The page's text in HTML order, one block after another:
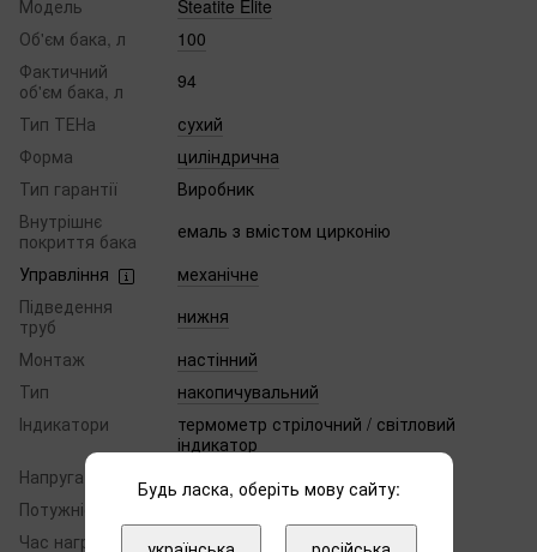
Модель
Steatite Elite
Об'єм бака, л
100
Фактичний
об'єм бака, л
94
Тип ТЕНа
сухий
Форма
циліндрична
Тип гарантії
Виробник
Внутрішнє
покриття бака
емаль з вмістом цирконію
Управління
механічне
Підведення
труб
нижня
Монтаж
настінний
Тип
накопичувальний
Індикатори
термометр стрілочний / світловий
індикатор
Напруга, В
Потужність, кВт
Час нагріву від
Будь ласка, оберіть мову сайту: